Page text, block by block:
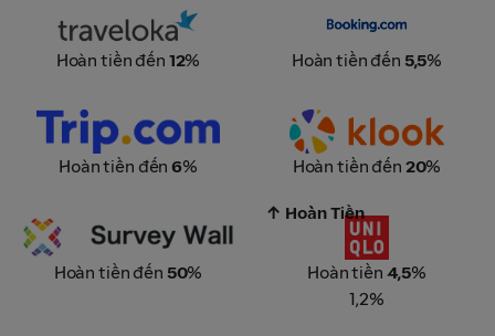
Hoàn tiền đến 12% Hoàn tiền đến 5,5%
Trip.com
Hoàn tiền đến6%
Klook Travel
Hoàn tiền đến 20%
Survey Wall
Hoàn tiền đến 50%
Uniqlo VN
↑ Hoàn Tiền
Hoàn tiền 4,5%
1,2%